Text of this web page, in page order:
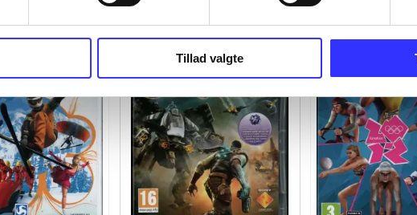
Tillad valgte